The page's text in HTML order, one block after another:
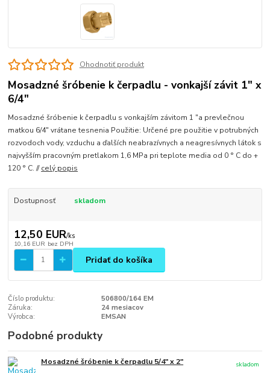
Ohodnotiť produkt
Mosadzné šróbenie k čerpadlu - vonkajší závit 1" x
6/4"
Mosadzné šróbenie k čerpadlu s vonkajším závitom 1 "a prevlečnou
matkou 6/4" vrátane tesnenia Použitie: Určené pre použitie v potrubných
rozvodoch vody, vzduchu a ďalších neabrazívnych a neagresívnych látok s
najvyšším pracovným pretlakom 1,6 MPa pri teplote media od 0 ° C do +
120 ° C. //celý popis
Dostupnosť skladom
12,50 EUR/ks
10,16 EUR bez DPH
Pridať do košíka
Číslo produktu:
506800/164 EM
Záruka:
24 mesiacov
Výrobca:
EMSAN
Podobné produkty
Mosadzné šróbenie k čerpadlu 5/4" x 2" skladom